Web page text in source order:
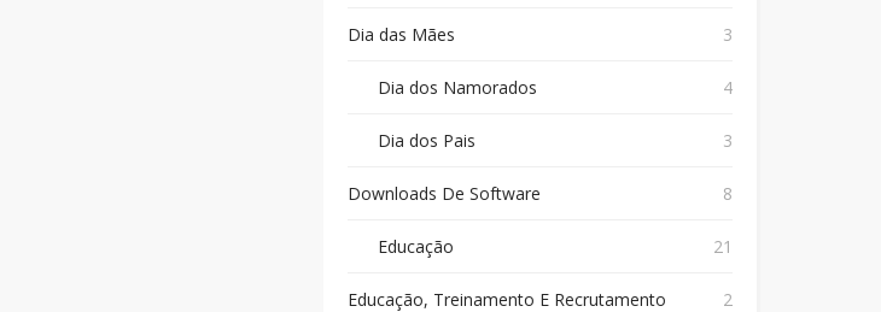
Dia das Mães 3
Dia dos Namorados 4
Dia dos Pais 3
Downloads De Software 8
Educação 21
Educação, Treinamento E Recrutamento 2